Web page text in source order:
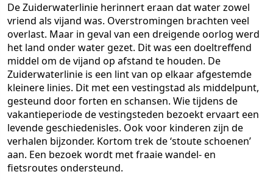
De Zuiderwaterlinie herinnert eraan dat water zowel
vriend als vijand was. Overstromingen brachten veel
overlast. Maar in geval van een dreigende oorlog werd
het land onder water gezet. Dit was een doeltreffend
middel om de vijand op afstand te houden. De
Zuiderwaterlinie is een lint van op elkaar afgestemde
kleinere linies. Dit met een vestingstad als middelpunt,
gesteund door forten en schansen. Wie tijdens de
vakantieperiode de vestingsteden bezoekt ervaart een
levende geschiedenisles. Ook voor kinderen zijn de
verhalen bijzonder. Kortom trek de ‘stoute schoenen’
aan. Een bezoek wordt met fraaie wandel- en
fietsroutes ondersteund.